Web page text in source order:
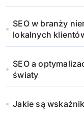
SEO w branży
lokalnych
SEO a
światy
Jakie są